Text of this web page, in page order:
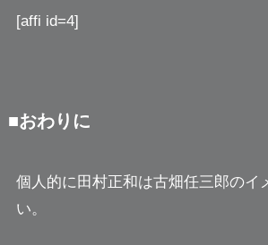
[affi id=4]
■おわりに
個人的に田村正和は古畑任三郎のイ
い。